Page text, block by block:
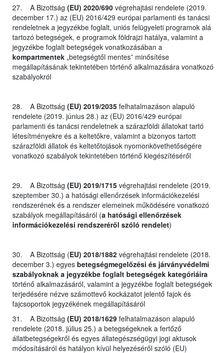
27. A Bizottság (EU) 2020/690 végrehajtási rendelete (2019.
december 17.) az (EU) 2016/429 európai parlamenti és tanácsi
rendeletnek a jegyzékbe foglalt, uniós felügyeleti programok alá
tartozó betegségek, e programok földrajzi hatálya, valamint a
jegyzékbe foglalt betegségek vonatkozásában a
kompartmentek „betegségtől mentes” minősítése
megállapításának tekintetében történő alkalmazására vonatkozó
szabályokról
28. A Bizottság (EU) 2019/2035 felhatalmazáson alapuló
rendelete (2019. június 28.) az (EU) 2016/429 európai
parlamenti és tanácsi rendeletnek a szárazföldi állatokat tartó
létesítményekre és a keltetőkre, valamint a bizonyos tartott
szárazföldi állatok és keltetőtojások nyomonkövethetőségére
vonatkozó szabályok tekintetében történő kiegészítéséről
29. A Bizottság (EU) 2019/1715 végrehajtási rendelete (2019.
szeptember 30.) a hatósági ellenőrzések információkezelési
rendszerének és a rendszer elemeinek működésére vonatkozó
szabályok megállapításáról (a hatósági ellenőrzések
információkezelési rendszeréről szóló rendelet)
30. A Bizottság (EU) 2018/1882 végrehajtási rendelete (2018.
december 3.) egyes betegségmegelőzési és járványvédelmi
szabályoknak a jegyzékbe foglalt betegségek kategóriáira
történő alkalmazásáról, valamint a jegyzékbe foglalt betegségek
terjedésére nézve számottevő kockázatot jelentő fajok és
fajcsoportok jegyzékének megállapításáról
31. A Bizottság (EU) 2018/1629 felhatalmazáson alapuló
rendelete (2018. július 25.) a betegségeknek a fertőző
állatbetegségekről és egyes állategészségügyi jogi aktusok
módosításáról és hatályon kívül helyezéséről szóló (EU)